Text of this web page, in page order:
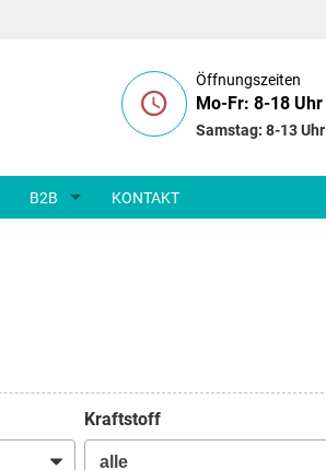
Öffnungszeiten
Mo-Fr: 8-18 Uhr
Samstag: 8-13 Uhr
B2B KONTAKT
Kraftstoff